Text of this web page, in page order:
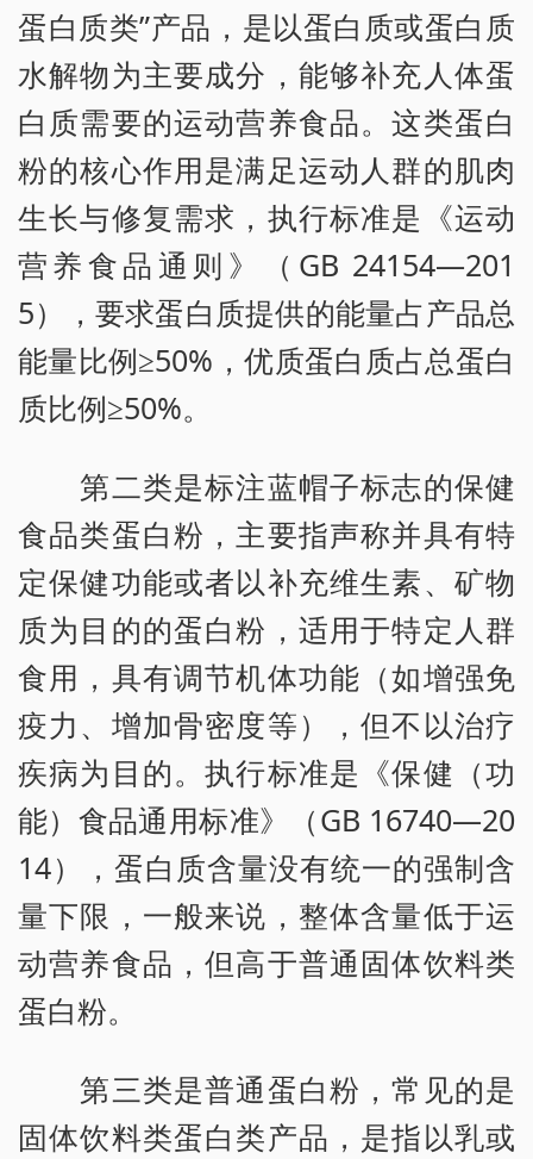
蛋白质类”产品，是以蛋白质或蛋白质
水解物为主要成分，能够补充人体蛋
白质需要的运动营养食品。这类蛋白
粉的核心作用是满足运动人群的肌肉
生长与修复需求，执行标准是《运动
营养食品通则》（GB 24154—201
5），要求蛋白质提供的能量占产品总
能量比例≥50%，优质蛋白质占总蛋白
质比例≥50%。
第二类是标注蓝帽子标志的保健
食品类蛋白粉，主要指声称并具有特
定保健功能或者以补充维生素、矿物
质为目的的蛋白粉，适用于特定人群
食用，具有调节机体功能（如增强免
疫力、增加骨密度等），但不以治疗
疾病为目的。执行标准是《保健（功
能）食品通用标准》（GB 16740—20
14），蛋白质含量没有统一的强制含
量下限，一般来说，整体含量低于运
动营养食品，但高于普通固体饮料类
蛋白粉。
第三类是普通蛋白粉，常见的是
固体饮料类蛋白类产品，是指以乳或